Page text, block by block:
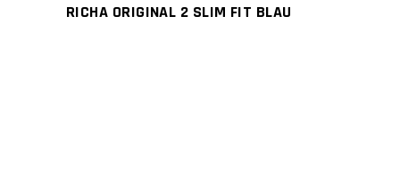
RICHA ORIGINAL 2 SLIM FIT BLAU